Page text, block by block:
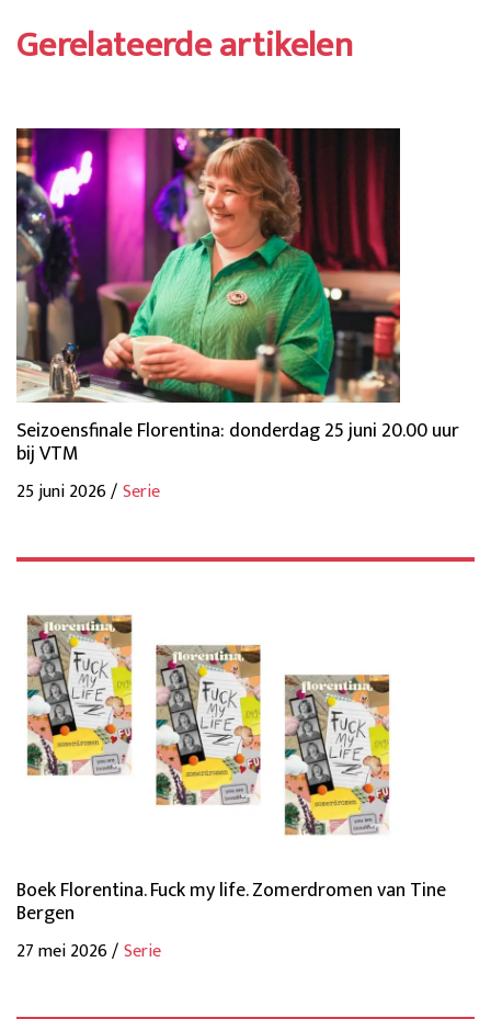
Gerelateerde artikelen
Seizoensfinale Florentina: donderdag 25 juni 20.00 uur
bij VTM
25 juni 2026 /Serie
Boek Florentina. Fuck my life. Zomerdromen van Tine
Bergen
27 mei 2026 /Serie